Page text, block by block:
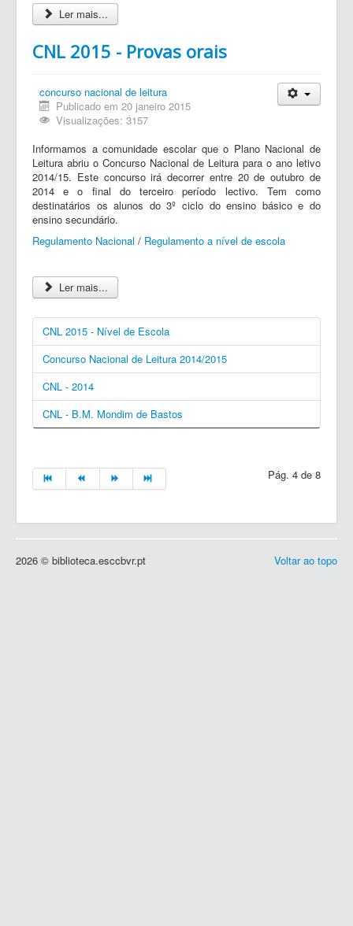
Ler mais...
CNL 2015 - Provas orais
concurso nacional de leitura
Publicado em 20 janeiro 2015
Visualizações: 3157
Informamos a comunidade escolar que o Plano Nacional de
Leitura abriu o Concurso Nacional de Leitura para o ano letivo
2014/15. Este concurso irá decorrer entre 20 de outubro de
2014 e o final do terceiro período lectivo. Tem como
destinatários os alunos do 3º ciclo do ensino básico e do
ensino secundário.
Regulamento Nacional / Regulamento a nível de escola
Ler mais...
CNL 2015 - Nível de Escola
Concurso Nacional de Leitura 2014/2015
CNL - 2014
CNL - B.M. Mondim de Bastos
Pág. 4 de 8
Voltar ao topo
2026 © biblioteca.esccbvr.pt